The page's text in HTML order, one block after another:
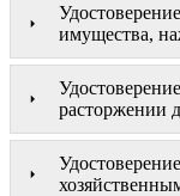
имущества,
расторжении